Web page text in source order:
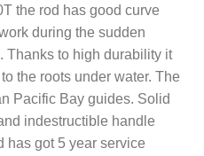
the rod has good curve
during the sudden
Thanks to high durability it
the roots under water. The
Pacific Bay guides. Solid
indestructible handle
has got 5 year service